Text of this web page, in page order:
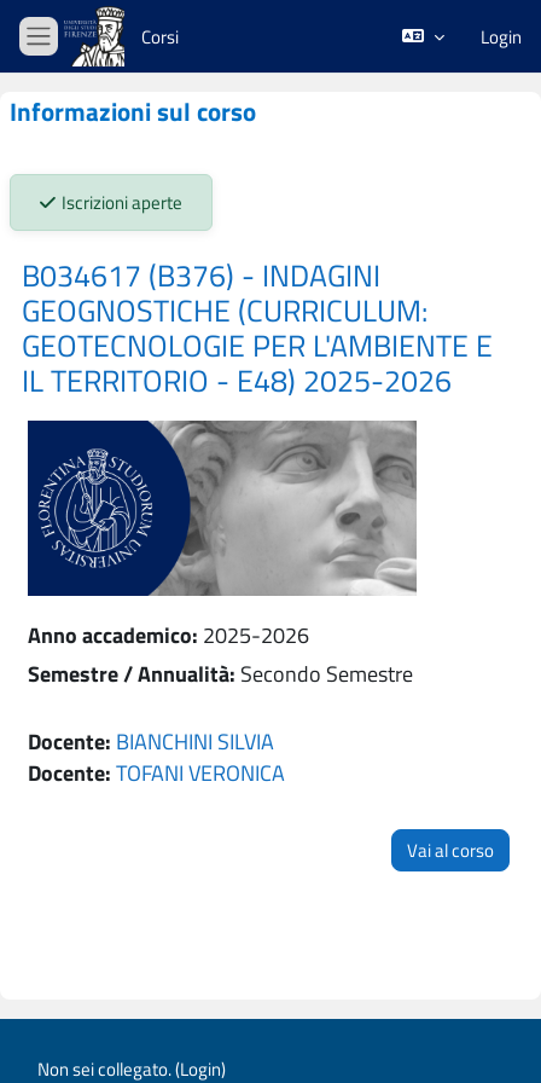
Vai al contenuto principale
Pannello laterale
Corsi Login
Informazioni sul corso
Stato iscrizioni:
Iscrizioni aperte
B034617 (B376) - INDAGINI
GEOGNOSTICHE (CURRICULUM:
GEOTECNOLOGIE PER L'AMBIENTE E
IL TERRITORIO - E48) 2025-2026
Anno accademico: 2025-2026
Semestre / Annualità: Secondo Semestre
Docente: BIANCHINI SILVIA
Docente:TOFANI VERONICA
Vai al corso
Non sei collegato. (Login)